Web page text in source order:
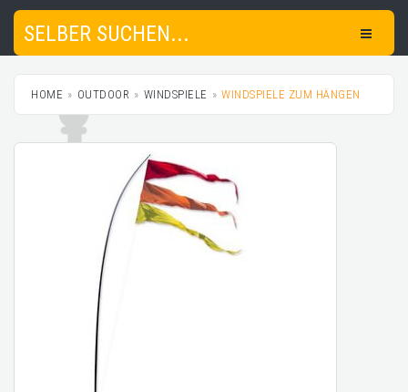
SELBER SUCHEN...
HOME OUTDOOR WINDSPIELE WINDSPIELE ZUM HÄNGEN